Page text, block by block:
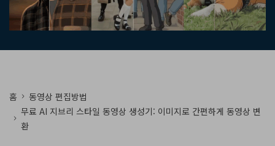
홈
동영상 편집방법
무료 AI 지브리 스타일 동영상 생성기: 이미지로 간편하게 동영상 변
환